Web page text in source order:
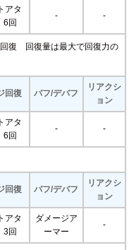
アタ
6回
- -
復 回復量は最大で回復力の
回復 バフ/デバフ
リアクシ
ョン
アタ
6回
- -
回復 バフ/デバフ
リアクシ
ョン
アタ
3回
ダメージア
ーマー
-